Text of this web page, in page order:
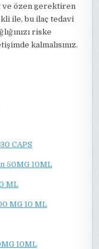
ve özen gerektiren
ile, bu ilaç tedavi
riske
kalmalısınız.
CAPS
50MG 10ML
ML
MG 10 ML
10ML